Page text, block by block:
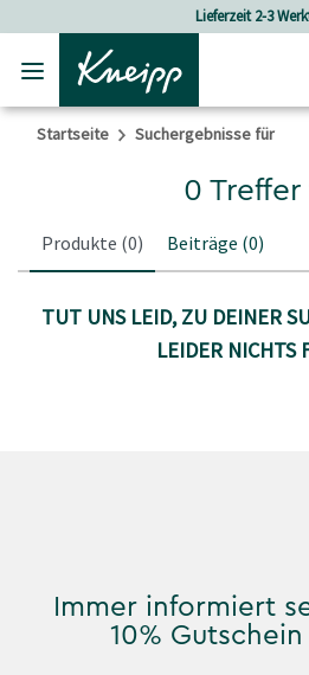
Lieferzeit 2-3
Startseite Suchergebnisse für
0 Treffer
Produkte (0) Beiträge (0)
TUT UNS LEID, ZU DEINER
LEIDER NICHTS
Immer informiert
10%